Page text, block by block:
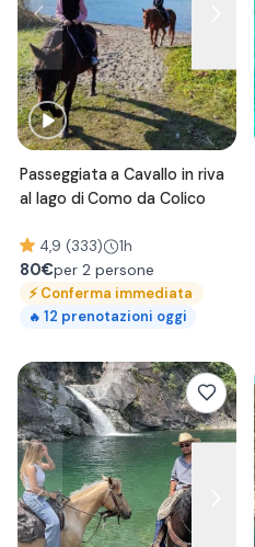
Passeggiata a Cavallo in riva
al lago di Como da Colico
4,9 (333) 1h
80€per 2 persone
⚡Conferma immediata
🔥 12 prenotazioni oggi